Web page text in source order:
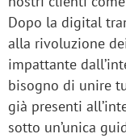
Dopo la digital
alla rivoluzione
impattante
bisogno di unire
già presenti
sotto un’unica